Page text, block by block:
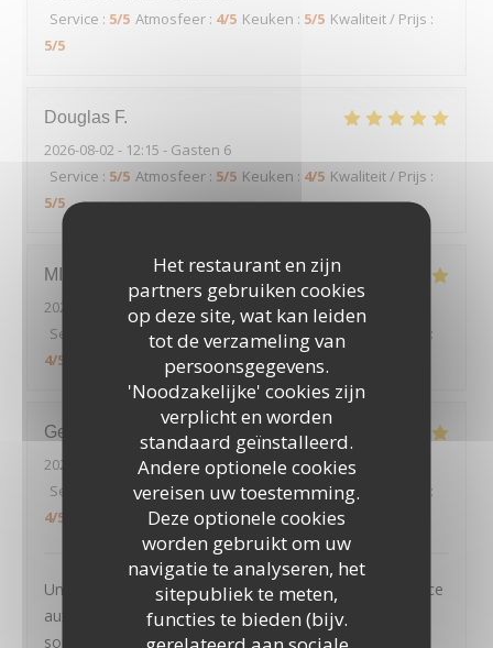
Het restaurant en zijn
partners gebruiken cookies
op deze site, wat kan leiden
tot de verzameling van
persoonsgegevens.
'Noodzakelijke' cookies zijn
verplicht en worden
standaard geïnstalleerd.
Andere optionele cookies
vereisen uw toestemming.
Deze optionele cookies
worden gebruikt om uw
navigatie te analyseren, het
sitepubliek te meten,
functies te bieden (bijv.
Service : 5/5 Atmosfeer : 4/5 Keuken : 5/5 Kwaliteit / Prijs :
5/5
Douglas F
2026-08-02 - 12:15 - Gasten 6
Service : 5/5 Atmosfeer : 5/5 Keuken : 4/5 Kwaliteit / Prijs :
5/5
MICKAEL
2026-08-01
- 19:45 - Gasten 2
Service
Atmosfeer :5/5 Keuken: 4 /5 Kwaliteit / Prijs
:
4/5
Geoffroy
2026-08-01
- 20:45 - Gasten 2
Service
Atmosfeer : 4/5 Keuken:5/5 Kwaliteit / Prijs
:
4/5
Un très joli cadre, des plats tous excellents et un service
aux petits oignons : nous avons passé une excellente
soirée, et recommandons chaleureusement ce